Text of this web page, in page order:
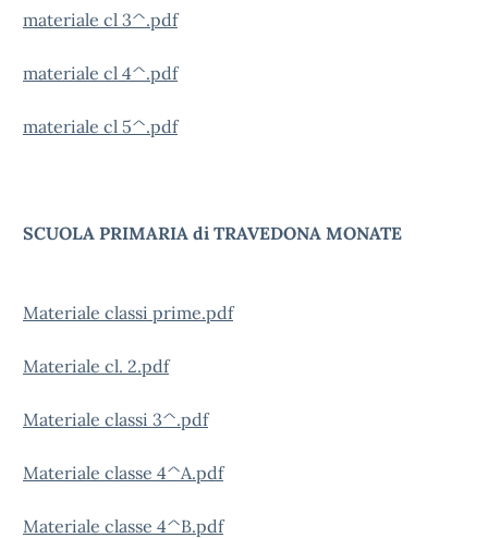
materiale cl 3^.pdf
materiale cl 4^.pdf
materiale cl 5^.pdf
SCUOLA PRIMARIA di TRAVEDONA MONATE
Materiale classi prime.pdf
Materiale cl. 2.pdf
Materiale classi 3^.pdf
Materiale classe 4^A.pdf
Materiale classe 4^B.pdf